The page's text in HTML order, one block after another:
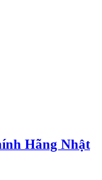
Hãng Nhật